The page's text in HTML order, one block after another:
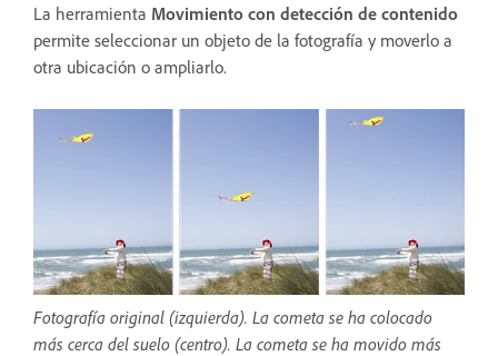
La herramienta Movimiento con detección de contenido
permite seleccionar un objeto de la fotografía y moverlo a
otra ubicación o ampliarlo.
Fotografía original (izquierda). La cometa se ha colocado
más cerca del suelo (centro). La cometa se ha movido más